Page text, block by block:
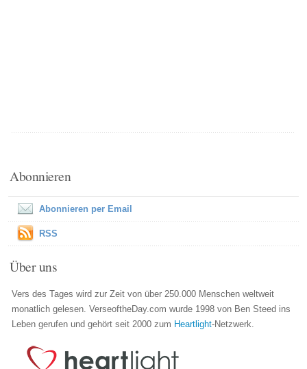
Abonnieren
Abonnieren per Email
RSS
Über uns
Vers des Tages wird zur Zeit von über 250.000 Menschen weltweit
monatlich gelesen. VerseoftheDay.com wurde 1998 von Ben Steed ins
Leben gerufen und gehört seit 2000 zum Heartlight-Netzwerk.